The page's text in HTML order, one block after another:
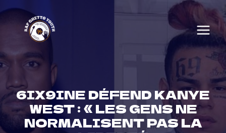
Skip
content
6IX9INE DÉFEND KANYE
WEST : « LES GENS NE
NORMALISENT PAS LA